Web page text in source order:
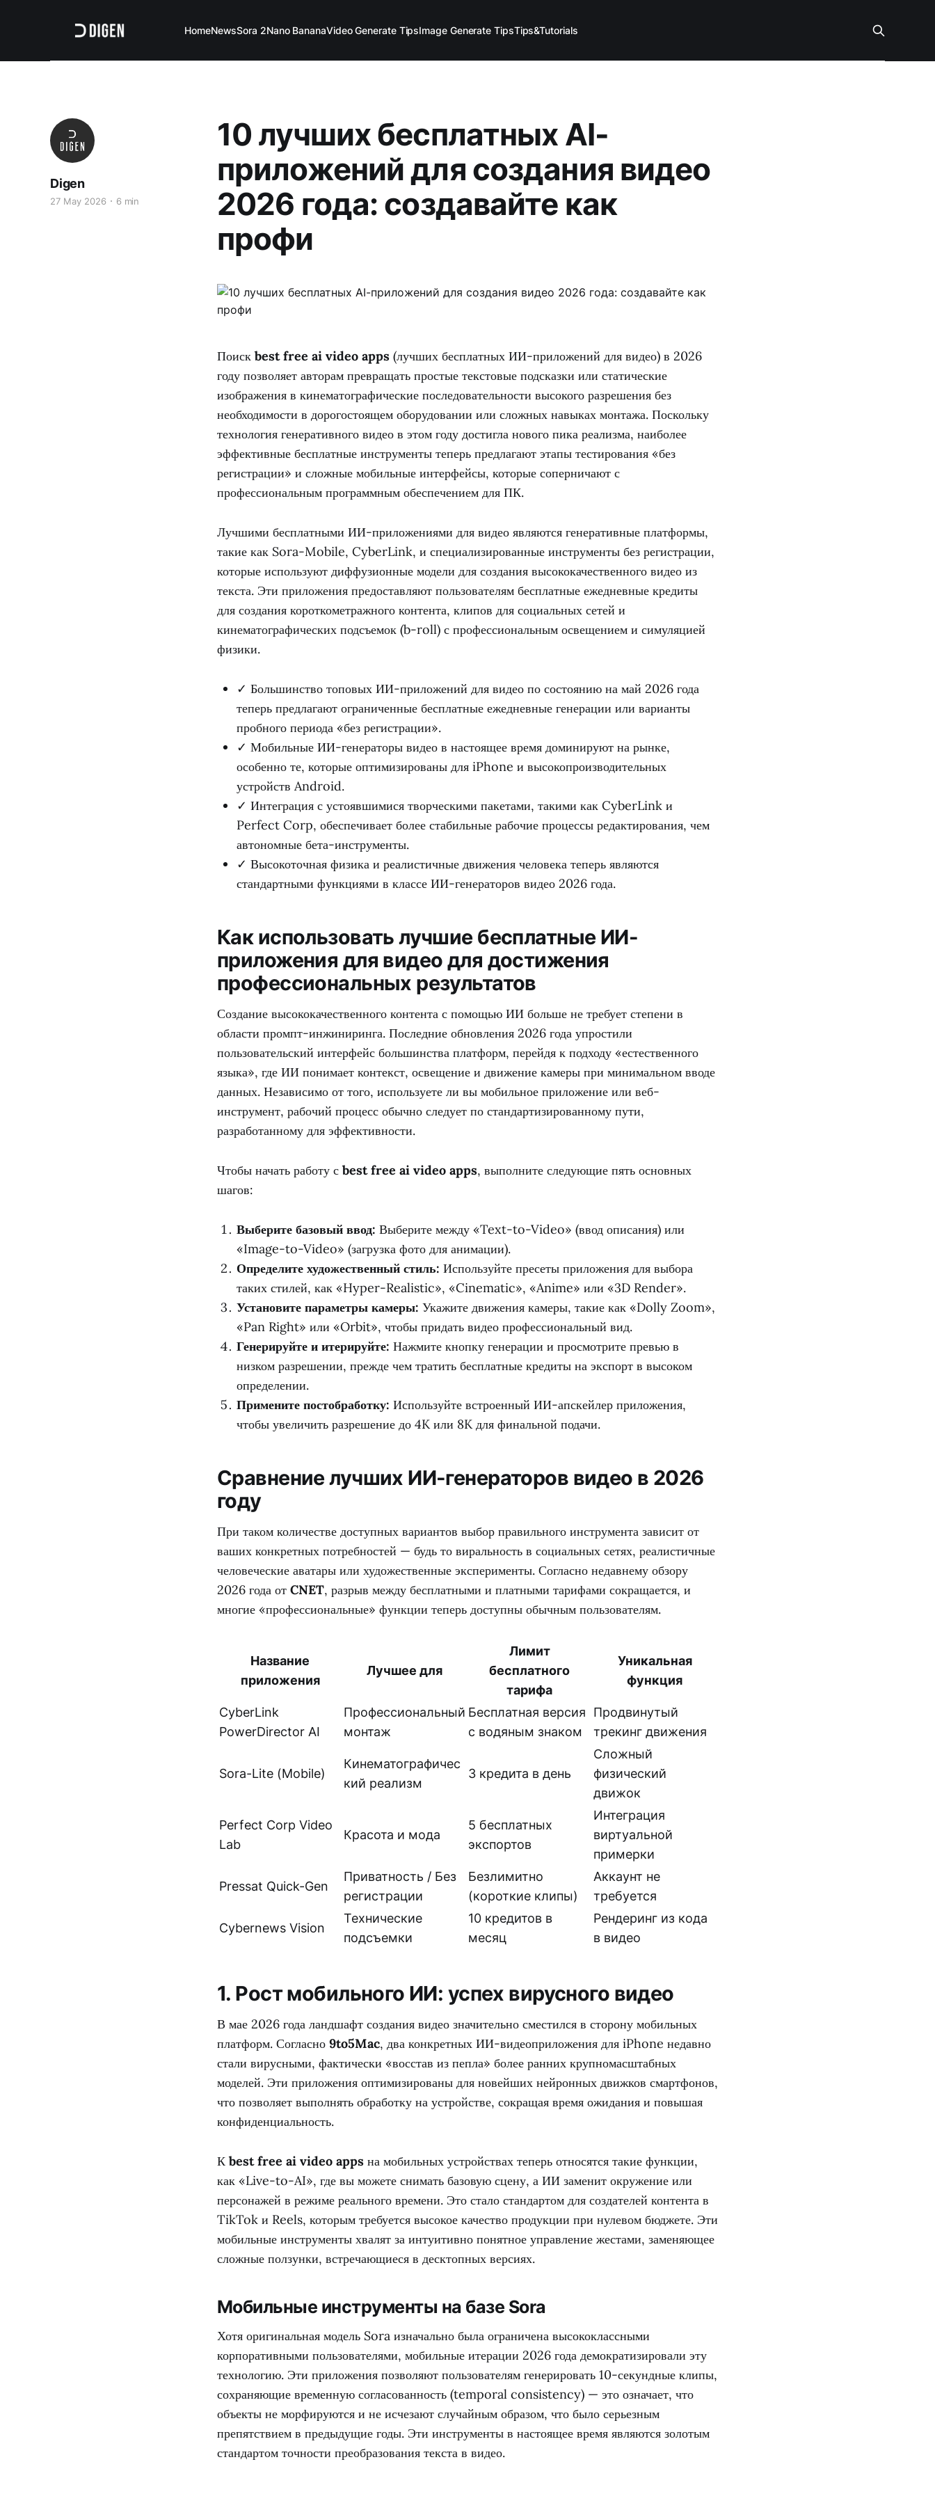
HomeNewsSora 2Nano BananaVideo Generate TipsImage Generate TipsTips&Tutorials
10 лучших бесплатных AI-
приложений для создания видео
2026 года: создавайте как
профи
Digen
27 May 2026 6 min
Поиск best free ai video apps (лучших бесплатных ИИ-приложений для видео) в 2026
году позволяет авторам превращать простые текстовые подсказки или статические
изображения в кинематографические последовательности высокого разрешения без
необходимости в дорогостоящем оборудовании или сложных навыках монтажа. Поскольку
технология генеративного видео в этом году достигла нового пика реализма, наиболее
эффективные бесплатные инструменты теперь предлагают этапы тестирования «без
регистрации» и сложные мобильные интерфейсы, которые соперничают с
профессиональным программным обеспечением для ПК.
Лучшими бесплатными ИИ-приложениями для видео являются генеративные платформы,
такие как Sora-Mobile, CyberLink, и специализированные инструменты без регистрации,
которые используют диффузионные модели для создания высококачественного видео из
текста. Эти приложения предоставляют пользователям бесплатные ежедневные кредиты
для создания короткометражного контента, клипов для социальных сетей и
кинематографических подсъемок (b-roll) с профессиональным освещением и симуляцией
физики.
✓ Большинство топовых ИИ-приложений для видео по состоянию на май 2026 года
теперь предлагают ограниченные бесплатные ежедневные генерации или варианты
пробного периода «без регистрации».
✓ Мобильные ИИ-генераторы видео в настоящее время доминируют на рынке,
особенно те, которые оптимизированы для iPhone и высокопроизводительных
устройств Android.
✓ Интеграция с устоявшимися творческими пакетами, такими как CyberLink и
Perfect Corp, обеспечивает более стабильные рабочие процессы редактирования, чем
автономные бета-инструменты.
✓ Высокоточная физика и реалистичные движения человека теперь являются
стандартными функциями в классе ИИ-генераторов видео 2026 года.
Как использовать лучшие бесплатные ИИ-
приложения для видео для достижения
профессиональных результатов
Создание высококачественного контента с помощью ИИ больше не требует степени в
области промпт-инжиниринга. Последние обновления 2026 года упростили
пользовательский интерфейс большинства платформ, перейдя к подходу «естественного
языка», где ИИ понимает контекст, освещение и движение камеры при минимальном вводе
данных. Независимо от того, используете ли вы мобильное приложение или веб-
инструмент, рабочий процесс обычно следует по стандартизированному пути,
разработанному для эффективности.
Чтобы начать работу с best free ai video apps, выполните следующие пять основных
шагов:
Выберите базовый ввод: Выберите между «Text-to-Video» (ввод описания) или
«Image-to-Video» (загрузка фото для анимации).
Определите художественный стиль: Используйте пресеты приложения для выбора
таких стилей, как «Hyper-Realistic», «Cinematic», «Anime» или «3D Render».
Установите параметры камеры: Укажите движения камеры, такие как «Dolly Zoom»,
«Pan Right» или «Orbit», чтобы придать видео профессиональный вид.
Генерируйте и итерируйте: Нажмите кнопку генерации и просмотрите превью в
низком разрешении, прежде чем тратить бесплатные кредиты на экспорт в высоком
определении.
Примените постобработку: Используйте встроенный ИИ-апскейлер приложения,
чтобы увеличить разрешение до 4K или 8K для финальной подачи.
Сравнение лучших ИИ-генераторов видео в 2026
году
При таком количестве доступных вариантов выбор правильного инструмента зависит от
ваших конкретных потребностей — будь то виральность в социальных сетях, реалистичные
человеческие аватары или художественные эксперименты. Согласно недавнему обзору
2026 года от CNET, разрыв между бесплатными и платными тарифами сокращается, и
многие «профессиональные» функции теперь доступны обычным пользователям.
Название
приложения
Лучшее для
Лимит
бесплатного
тарифа
Уникальная
функция
CyberLink
PowerDirector AI
Профессиональный
монтаж
Бесплатная версия
с водяным знаком
Продвинутый
трекинг движения
Sora-Lite (Mobile)
Кинематографичес
кий реализм
3 кредита в день
Сложный
физический
движок
Perfect Corp Video
Lab
Красота и мода
5 бесплатных
экспортов
Интеграция
виртуальной
примерки
Pressat Quick-Gen
Приватность / Без
регистрации
Безлимитно
(короткие клипы)
Аккаунт не
требуется
Cybernews Vision
Технические
подсъемки
10 кредитов в
месяц
Рендеринг из кода
в видео
1. Рост мобильного ИИ: успех вирусного видео
В мае 2026 года ландшафт создания видео значительно сместился в сторону мобильных
платформ. Согласно 9to5Mac, два конкретных ИИ-видеоприложения для iPhone недавно
стали вирусными, фактически «восстав из пепла» более ранних крупномасштабных
моделей. Эти приложения оптимизированы для новейших нейронных движков смартфонов,
что позволяет выполнять обработку на устройстве, сокращая время ожидания и повышая
конфиденциальность.
К best free ai video apps на мобильных устройствах теперь относятся такие функции,
как «Live-to-AI», где вы можете снимать базовую сцену, а ИИ заменит окружение или
персонажей в режиме реального времени. Это стало стандартом для создателей контента в
TikTok и Reels, которым требуется высокое качество продукции при нулевом бюджете. Эти
мобильные инструменты хвалят за интуитивно понятное управление жестами, заменяющее
сложные ползунки, встречающиеся в десктопных версиях.
Мобильные инструменты на базе Sora
Хотя оригинальная модель Sora изначально была ограничена высококлассными
корпоративными пользователями, мобильные итерации 2026 года демократизировали эту
технологию. Эти приложения позволяют пользователям генерировать 10-секундные клипы,
сохраняющие временную согласованность (temporal consistency) — это означает, что
объекты не морфируются и не исчезают случайным образом, что было серьезным
препятствием в предыдущие годы. Эти инструменты в настоящее время являются золотым
стандартом точности преобразования текста в видео.